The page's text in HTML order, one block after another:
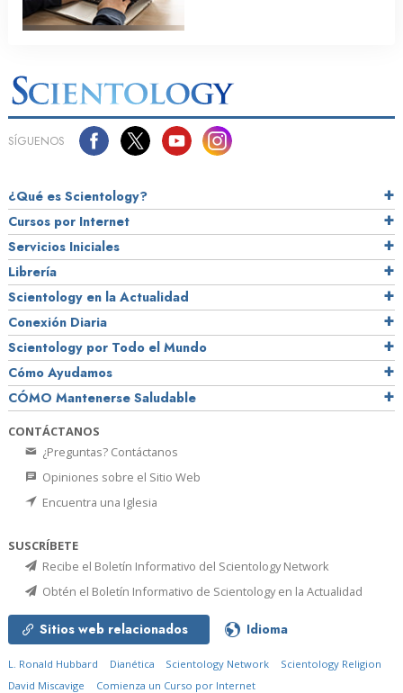
SÍGUENOS
¿Qué es Scientology?
Cursos por Internet
Servicios Iniciales
Librería
Scientology en la Actualidad
Conexión Diaria
Scientology por Todo el Mundo
Cómo Ayudamos
CÓMO Mantenerse Saludable
CONTÁCTANOS
¿Preguntas? Contáctanos
Opiniones sobre el Sitio Web
Encuentra una Iglesia
SUSCRÍBETE
Recibe el Boletín Informativo del Scientology Network
Obtén el Boletín Informativo de Scientology en la Actualidad
Sitios web relacionados Idioma
L. Ronald Hubbard Dianética Scientology Network
Scientology Religion
David Miscavige
Comienza un Curso por Internet